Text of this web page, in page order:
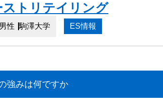
ストリテイリング
男性 駒澤大学 ES情報
強みは何ですか